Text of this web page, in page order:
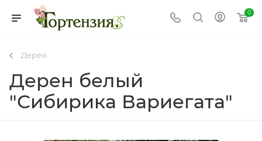
0
Дерен
Дерен белый
"Сибирика Вариегата"